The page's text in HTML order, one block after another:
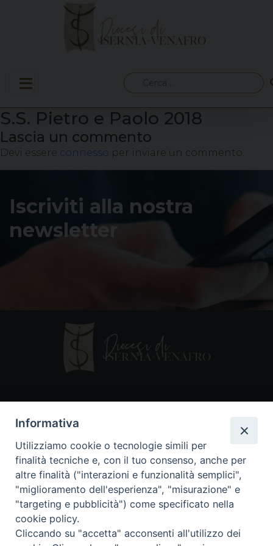
per:
S.S. Pietro e Paolo 2018
Lascia un commento
Devi essere connesso per inviare un commento.
Iscriviti alla nostra
newsletter
86170 Isernia
086550849
segreteria@diocesiiserniavenafro.it
I nostri social
Informativa
Utilizziamo cookie o tecnologie simili per
finalità tecniche e, con il tuo consenso, anche per
altre finalità ("interazioni e funzionalità semplici",
"miglioramento dell'esperienza", "misurazione" e
"targeting e pubblicità") come specificato nella
cookie policy.
Cliccando su "accetta" acconsenti all'utilizzo dei